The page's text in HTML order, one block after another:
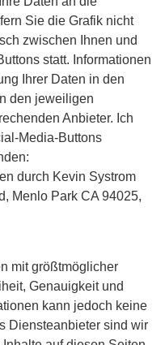
Sie die Grafik nicht
zwischen Ihnen und
statt. Informationen
Ihrer Daten in den
den jeweiligen
Anbieter. Ich
Media-Buttons
durch Kevin Systrom
Menlo Park CA 94025,
mit größtmöglicher
Genauigkeit und
kann jedoch keine
Diensteanbieter sind wir